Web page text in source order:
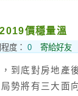
價穩量溫
度： 0 寄給好友
到底對房地產
勢將有三大面